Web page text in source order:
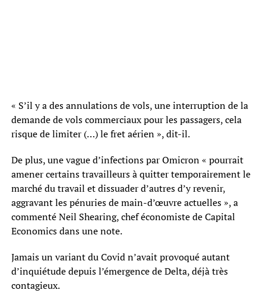
« S’il y a des annulations de vols, une interruption de la
demande de vols commerciaux pour les passagers, cela
risque de limiter (…) le fret aérien », dit-il.
De plus, une vague d’infections par Omicron « pourrait
amener certains travailleurs à quitter temporairement le
marché du travail et dissuader d’autres d’y revenir,
aggravant les pénuries de main-d’œuvre actuelles », a
commenté Neil Shearing, chef économiste de Capital
Economics dans une note.
Jamais un variant du Covid n’avait provoqué autant
d’inquiétude depuis l’émergence de Delta, déjà très
contagieux.